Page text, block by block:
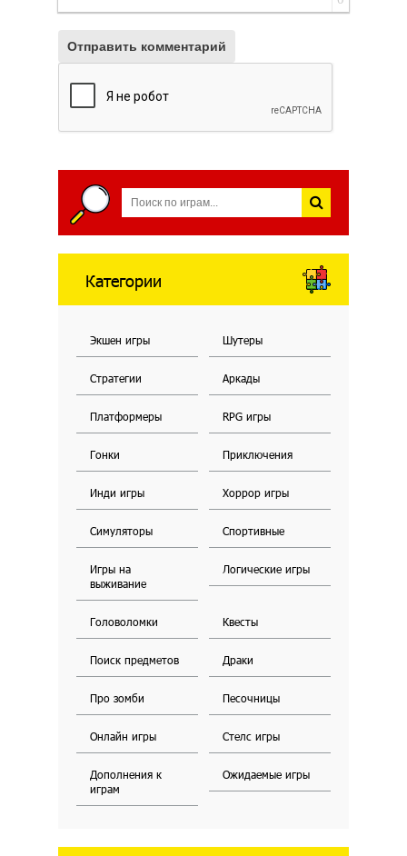
Отправить комментарий
Категории
Экшен игры Шутеры
Стратегии Аркады
Платформеры RPG игры
Гонки Приключения
Инди игры Хоррор игры
Симуляторы Спортивные
Игры на
выживание
Логические игры
Головоломки Квесты
Поиск предметов Драки
Про зомби Песочницы
Онлайн игры Стелс игры
Дополнения к
играм
Ожидаемые игры